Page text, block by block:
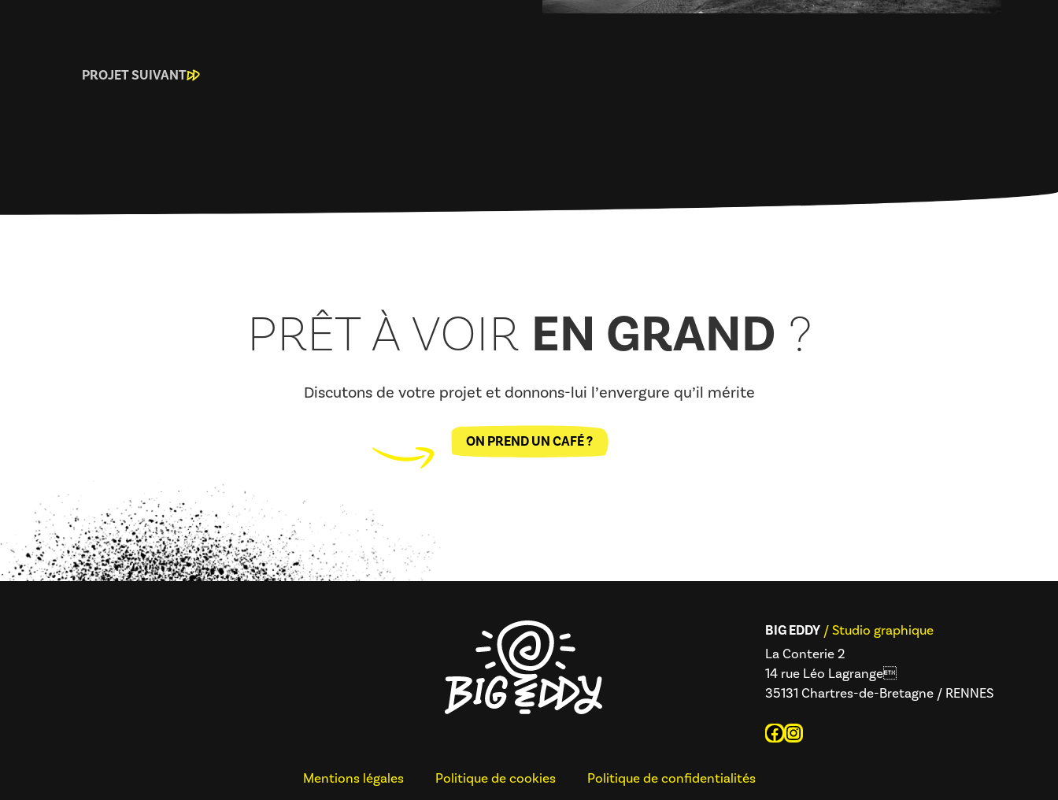
PROJET SUIVANT
PRÊT À VOIR EN GRAND ?
Discutons de votre projet et donnons-lui l’envergure qu’il mérite
ON PREND UN CAFÉ ?
BIG EDDY / Studio graphique
La Conterie 2
14 rue Léo Lagrange
35131 Chartres-de-Bretagne / RENNES
Facebook
Instagram
Mentions légales Politique de cookies Politique de confidentialités